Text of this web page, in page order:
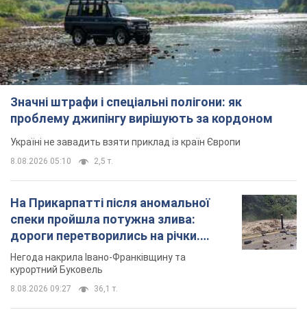
Значні штрафи і спеціальні полігони: як
проблему джипінгу вирішують за кордоном
Україні не завадить взяти приклад із країн Європи
8.08.2026 05:10 2,5 т.
На Прикарпатті після аномальної
спеки пройшла потужна злива:
дороги перетворились на річки.
Відео
Негода накрила Івано-Франківщину та
курортний Буковель
8.08.2026 09:27 36,1 т.